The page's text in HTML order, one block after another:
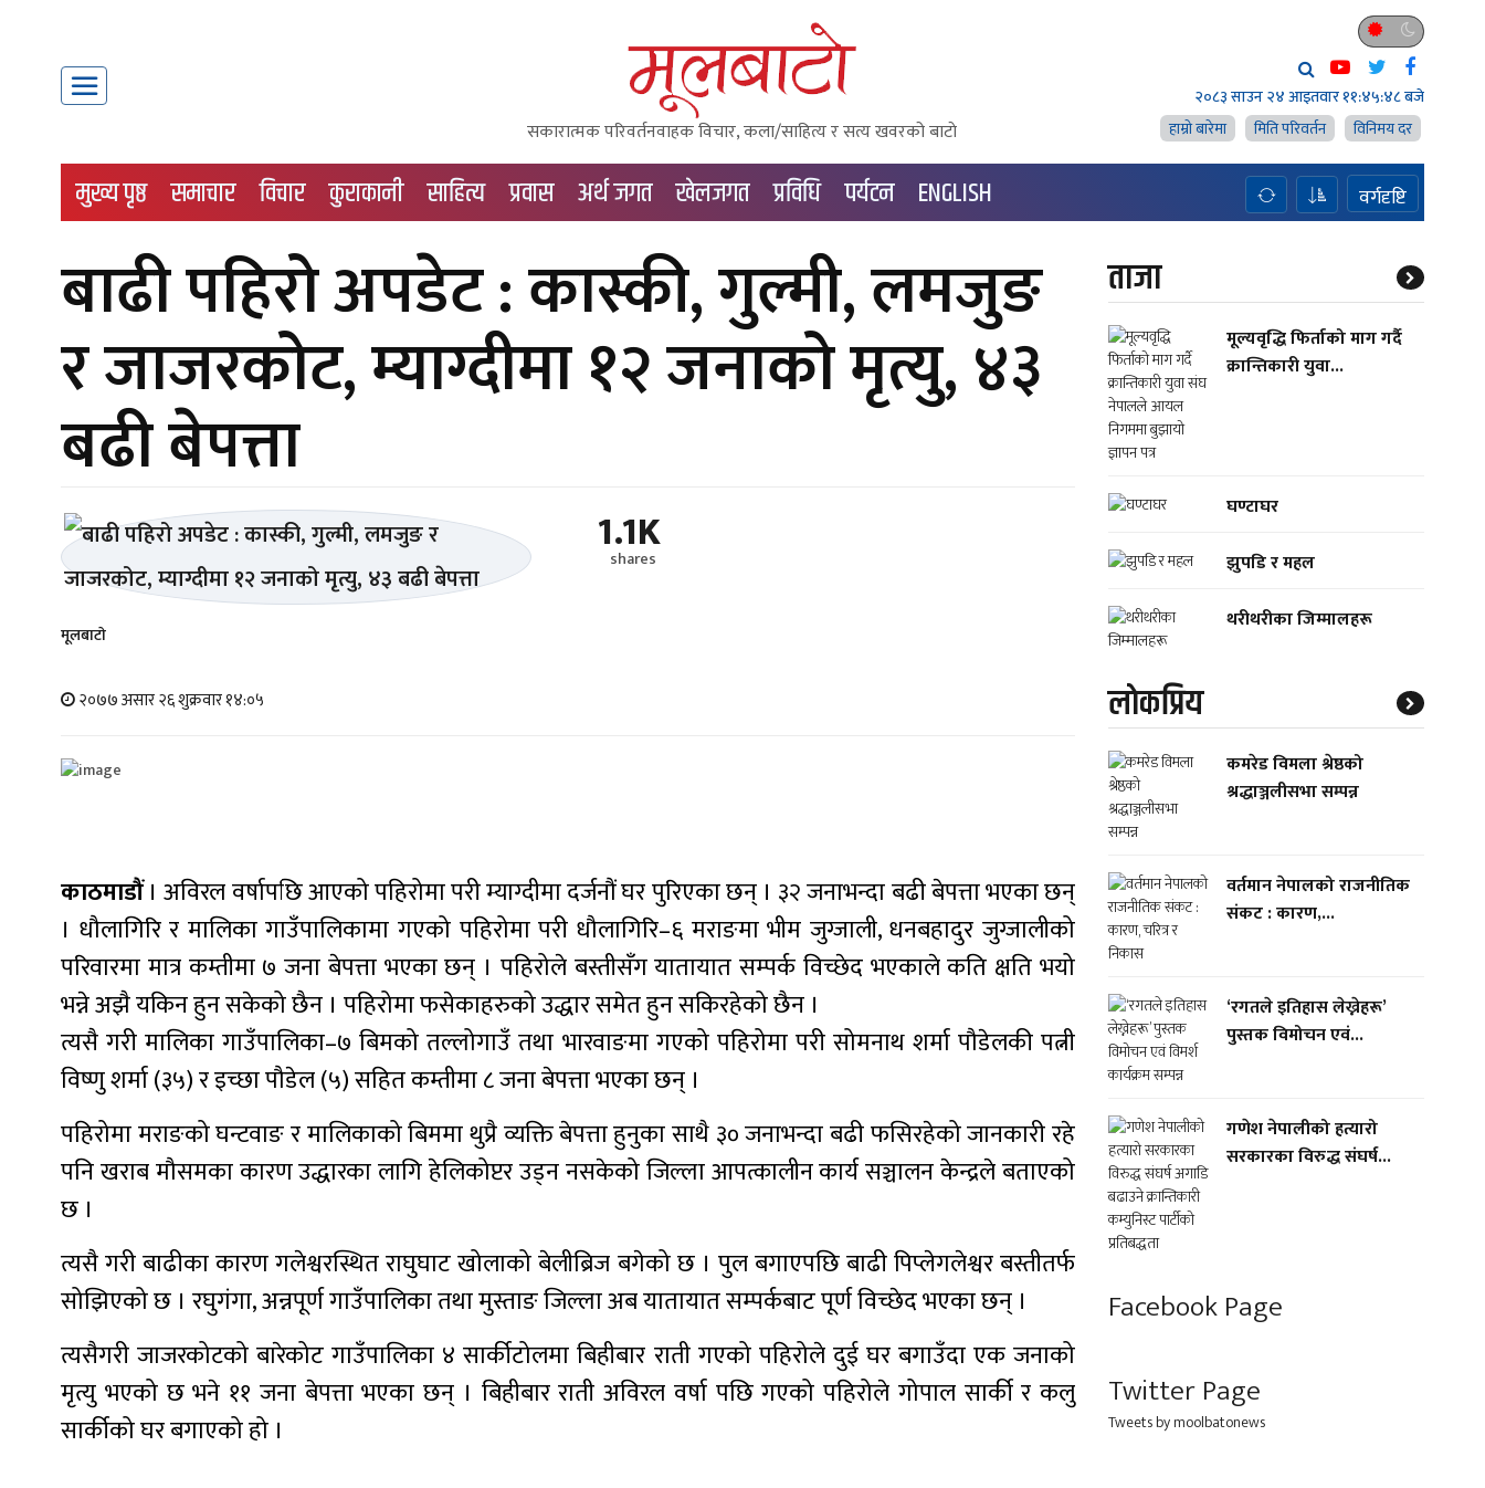
सकारात्मक परिवर्तनवाहक विचार, कला/साहित्य र सत्य खवरको बाटाे
२०८३ साउन २४ आइतवार११:४५:४९ बजे
हाम्राे बारेमा
मिति परिवर्तन विनिमय दर
मुख्य पृष्ठ समाचार विचार कुराकानी साहित्य प्रवास अर्थ जगत खेलजगत प्रविधि पर्यटन ENGLISH वर्गदृष्टि
बाढी पहिरो अपडेट : कास्की, गुल्मी, लमजुङ
र जाजरकोट, म्याग्दीमा १२ जनाको मृत्यु, ४३
बढी बेपत्ता
मूलबाटाे
२०७७ असार २६ शुक्रवार १४:०५
1.1K
shares
काठमाडौं। अविरल वर्षापछि आएको पहिरोमा परी म्याग्दीमा दर्जनौं घर पुरिएका छन् । ३२ जनाभन्दा बढी बेपत्ता भएका छन्
। धौलागिरि र मालिका गाउँपालिकामा गएको पहिरोमा परी धौलागिरि–६ मराङमा भीम जुग्जाली, धनबहादुर जुग्जालीको
परिवारमा मात्र कम्तीमा ७ जना बेपत्ता भएका छन् । पहिरोले बस्तीसँग यातायात सम्पर्क विच्छेद भएकाले कति क्षति भयो
भन्ने अझै यकिन हुन सकेको छैन । पहिरोमा फसेकाहरुको उद्धार समेत हुन सकिरहेको छैन ।
त्यसै गरी मालिका गाउँपालिका–७ बिमको तल्लोगाउँ तथा भारवाङमा गएको पहिरोमा परी सोमनाथ शर्मा पौडेलकी पत्नी
विष्णु शर्मा (३५) र इच्छा पौडेल (५) सहित कम्तीमा ८ जना बेपत्ता भएका छन् ।
पहिरोमा मराङको घन्टवाङ र मालिकाको बिममा थुप्रै व्यक्ति बेपत्ता हुनुका साथै ३० जनाभन्दा बढी फसिरहेको जानकारी रहे
पनि खराब मौसमका कारण उद्धारका लागि हेलिकोप्टर उड्न नसकेको जिल्ला आपत्कालीन कार्य सञ्चालन केन्द्रले बताएको
छ ।
त्यसै गरी बाढीका कारण गलेश्वरस्थित राघुघाट खोलाको बेलीब्रिज बगेको छ । पुल बगाएपछि बाढी पिप्लेगलेश्वर बस्तीतर्फ
सोझिएको छ । रघुगंगा, अन्नपूर्ण गाउँपालिका तथा मुस्ताङ जिल्ला अब यातायात सम्पर्कबाट पूर्ण विच्छेद भएका छन् ।
त्यसैगरी जाजरकोटको बारेकोट गाउँपालिका ४ सार्कीटोलमा बिहीबार राती गएको पहिरोले दुई घर बगाउँदा एक जनाको
मृत्यु भएको छ भने ११ जना बेपत्ता भएका छन् । बिहीबार राती अविरल वर्षा पछि गएको पहिरोले गोपाल सार्की र कलु
सार्कीको घर बगाएको हो ।
ताजा
मूल्यवृद्धि फिर्ताको माग गर्दै
क्रान्तिकारी युवा...
घण्टाघर
झुपडि र महल
थरीथरीका जिम्मालहरू
लाेकप्रिय
कमरेड विमला श्रेष्ठको
श्रद्धाञ्जलीसभा सम्पन्न
वर्तमान नेपालको राजनीतिक
संकट : कारण,...
‘रगतले इतिहास लेख्नेहरू’
पुस्तक विमोचन एवं...
गणेश नेपालीको हत्यारो
सरकारका विरुद्ध संघर्ष...
Facebook Page
Twitter Page
Tweets by moolbatonews